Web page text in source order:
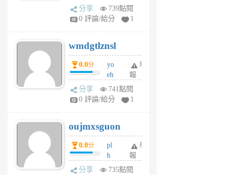
Pe
Jc
R
P
m
v
A
V
個
月
前
分享
739點閱
0 評論/給分
1
wmdgtlznsl
0.0分
yo
eh
ld
gy
個
月
前
舉
報
分享
741點閱
0 評論/給分
1
oujmxsguon
0.0分
pl
h
wi
舉
報
分享
735點閱